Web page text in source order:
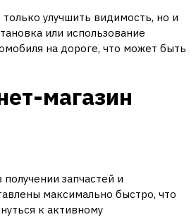
улучшить видимость, но и
или использование
на дороге, что может быть
магазин
запчастей и
максимально быстро, что
к активному